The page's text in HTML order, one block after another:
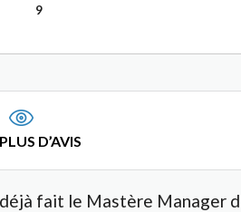
9
D’AVIS
fait le Mastère Manager